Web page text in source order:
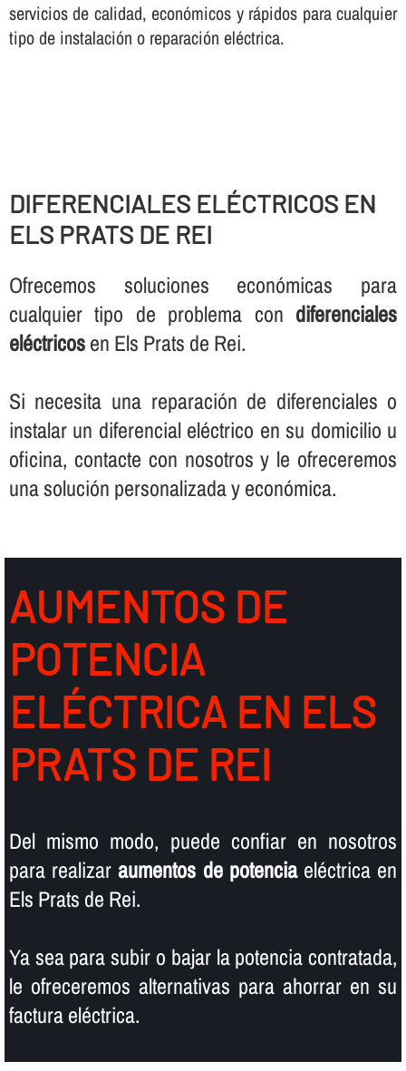
servicios de calidad, económicos y rápidos para cualquier
tipo de instalación o reparación eléctrica.
DIFERENCIALES ELÉCTRICOS EN
ELS PRATS DE REI
Ofrecemos soluciones económicas para
cualquier tipo de problema con diferenciales
eléctricosen Els Prats de Rei.
Si necesita una reparación de diferenciales o
instalar un diferencial eléctrico en su domicilio u
oficina, contacte con nosotros y le ofreceremos
una solución personalizada y económica.
AUMENTOS DE
POTENCIA
ELÉCTRICA EN ELS
PRATS DE REI
Del mismo modo, puede confiar en nosotros
para realizaraumentos de potenciaeléctrica en
Els Prats de Rei.
Ya sea para subir o bajar la potencia contratada,
le ofreceremos alternativas para ahorrar en su
factura eléctrica.